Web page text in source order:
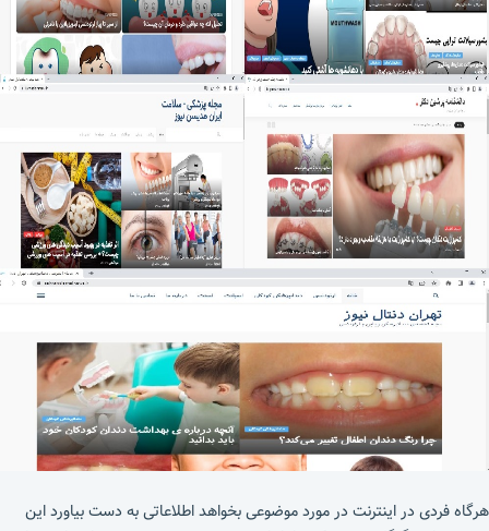
هرگاه فردی در اینترنت در مورد موضوعی بخواهد اطلاعاتی به دست بیاورد این